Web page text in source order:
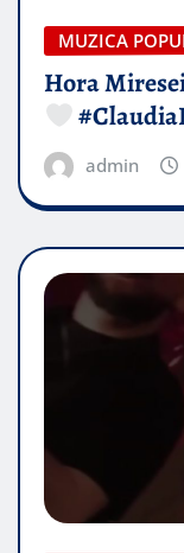
MUZICA
Hora
admin